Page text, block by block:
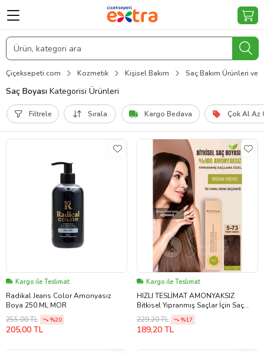
Çiçeksepeti.com Kozmetik Kişisel Bakım Saç Bakım Ürünleri ve
Saç Boyası Kategorisi Ürünleri
Filtrele Sırala Kargo Bedava Çok Al Az
Kargo ile Teslimat
Radikal Jeans Color Amonyasız
Boya 250.ML MOR
255,00 TL
%20
205,00 TL
Kargo ile Teslimat
HIZLI TESLİMAT AMONYAKSIZ
Bitkisel Yıpranmış Saçlar İçin Saç
Boyası 5-73 FINDIK KABUĞU 60ml -
1 Renna AMONYAKSIZ Bitkisel
Yıpranmış Saçlar İçin Saç Boyası 5-
229,20 TL %17
189,20 TL